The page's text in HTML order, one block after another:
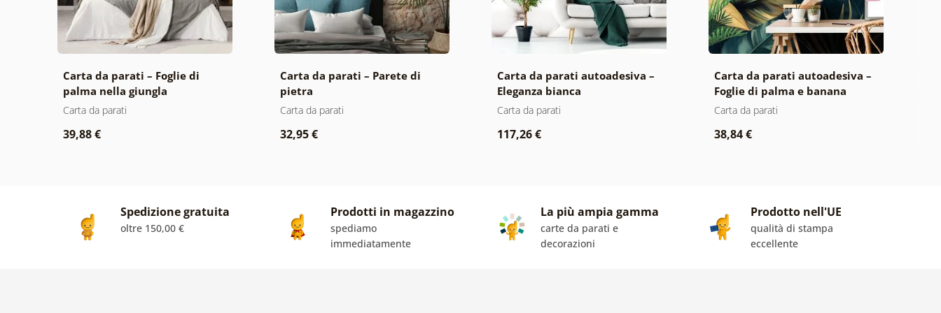
Carta da parati – Foglie di
palma nella giungla
Carta da parati
39,88 €
Carta da parati – Parete di
pietra
Carta da parati
32,95 €
Carta da parati autoadesiva –
Eleganza bianca
Carta da parati
117,26 €
Carta da parati autoadesiva –
Foglie di palma e banana
Carta da parati
38,84 €
Spedizione gratuita
oltre 150,00 €
Prodotti in magazzino
spediamo
immediatamente
La più ampia gamma
carte da parati e
decorazioni
Prodotto nell'UE
qualità di stampa
eccellente